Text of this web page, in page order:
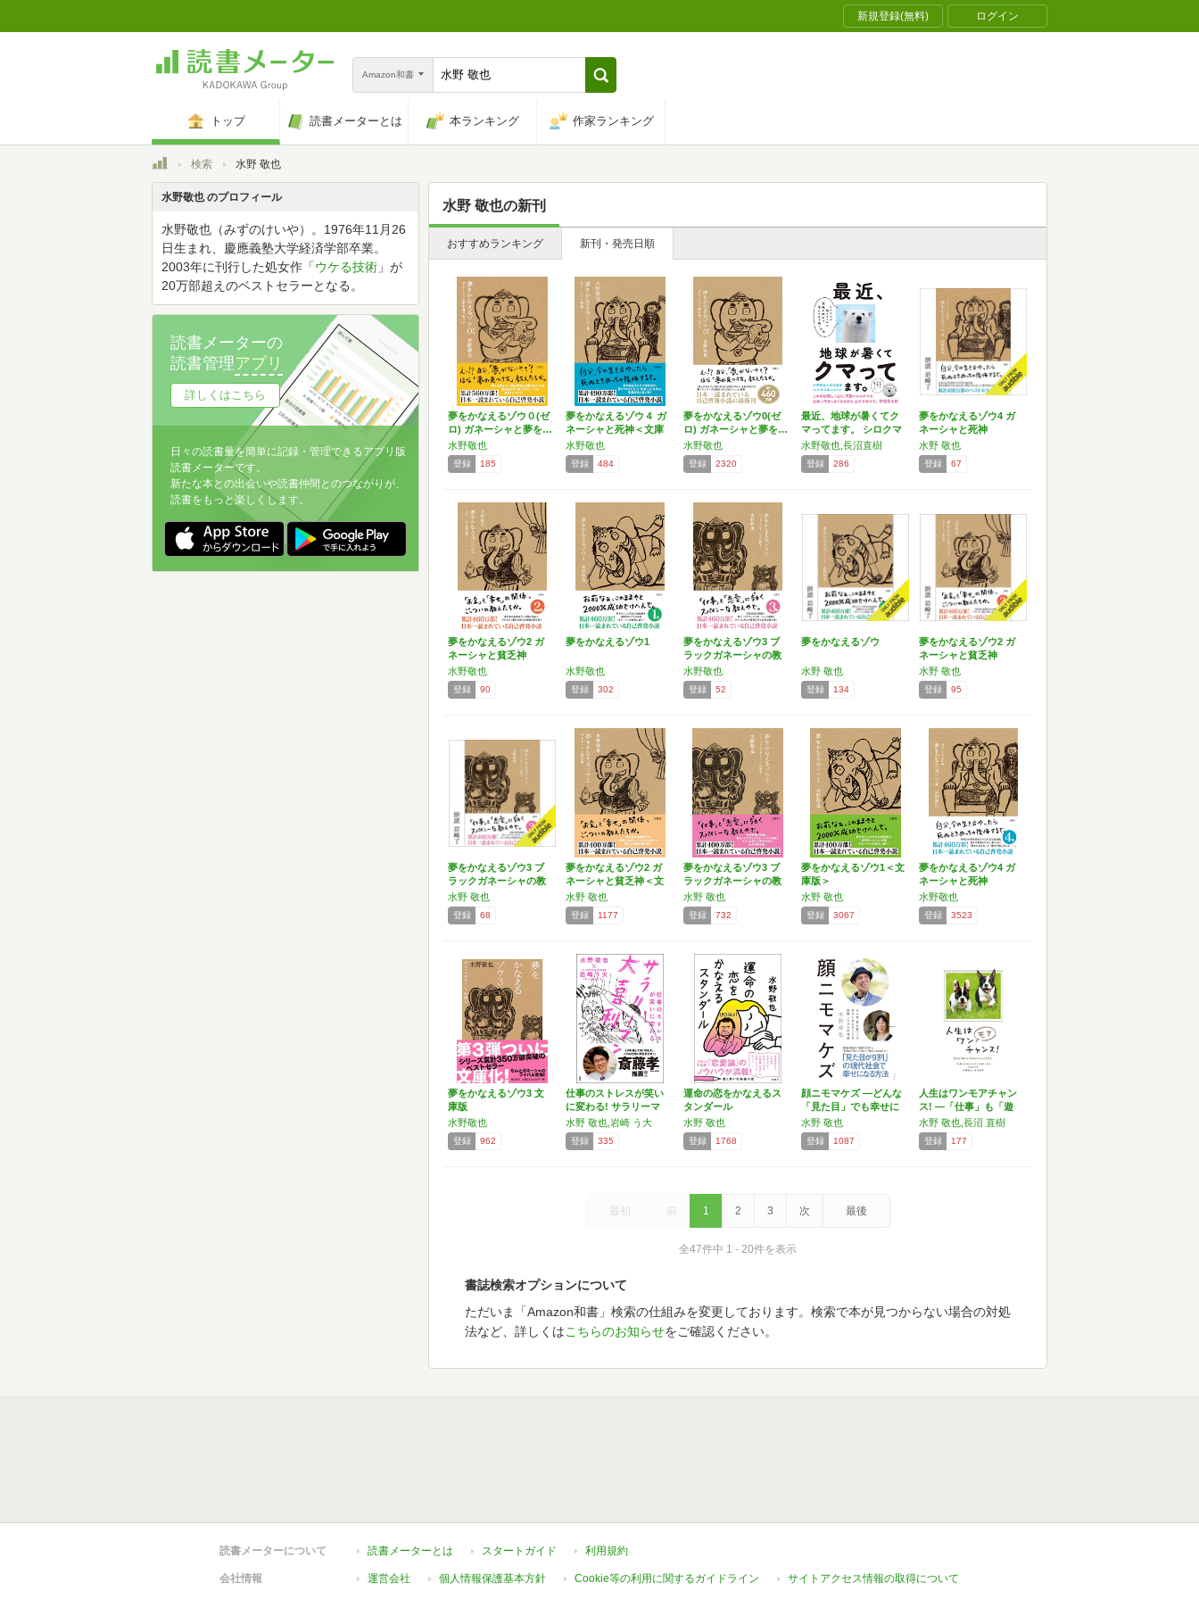
新規登録(無料) ログイン
Amazon和書
トップ 読書メーターとは 本ランキング 作家ランキング
トップ検索 水野 敬也
水野 敬也の新刊
おすすめランキング 新刊・発売日順
夢をかなえるゾウ０(ゼ
ロ) ガネーシャと夢を…
水野敬也
登録 185
夢をかなえるゾウ４ ガ
ネーシャと死神＜文庫
版＞
水野敬也
登録 484
夢をかなえるゾウ0(ゼ
ロ) ガネーシャと夢を…
水野敬也
登録 2320
最近、地球が暑くてク
マってます。 シロクマ
が…
水野敬也,長沼直樹
登録 286
夢をかなえるゾウ4 ガ
ネーシャと死神
水野 敬也
登録 67
夢をかなえるゾウ2 ガ
ネーシャと貧乏神
水野敬也
登録 90
夢をかなえるゾウ1
水野敬也
登録 302
夢をかなえるゾウ3 ブ
ラックガネーシャの教
え
水野敬也
登録 52
夢をかなえるゾウ
水野 敬也
登録 134
夢をかなえるゾウ2 ガ
ネーシャと貧乏神
水野 敬也
登録 95
夢をかなえるゾウ3 ブ
ラックガネーシャの教
え
水野 敬也
登録 68
夢をかなえるゾウ2 ガ
ネーシャと貧乏神＜文
庫…
水野 敬也
登録 1177
夢をかなえるゾウ3 ブ
ラックガネーシャの教
え…
水野 敬也
登録 732
夢をかなえるゾウ1＜文
庫版＞
水野 敬也
登録 3067
夢をかなえるゾウ4 ガ
ネーシャと死神
水野敬也
登録 3523
夢をかなえるゾウ3 文
庫版
水野敬也
登録 962
仕事のストレスが笑い
に変わる! サラリーマ
ン…
水野 敬也,岩崎 う大
登録 335
運命の恋をかなえるス
タンダール
水野 敬也
登録 1768
顔ニモマケズ ―どんな
「見た目」でも幸せに
な…
水野 敬也
登録 1087
人生はワンモアチャン
ス! ―「仕事」も「遊
び…
水野 敬也,長沼 直樹
登録 177
最初 前 1 2 3 次 最後
全47件中 1 - 20件を表示
書誌検索オプションについて
ただいま「Amazon和書」検索の仕組みを変更しております。検索で本が見つからない場合の対処
法など、詳しくはこちらのお知らせをご確認ください。
水野敬也 のプロフィール
水野敬也（みずのけいや）。1976年11月26
日生まれ、慶應義塾大学経済学部卒業。
2003年に刊行した処女作「ウケる技術 」が
20万部超えのベストセラーとなる。
読書メーターの
読書管理アプリ
詳しくはこちら
日々の読書量を簡単に記録・管理できるアプリ版
読書メーターです。
新たな本との出会いや読書仲間とのつながりが、
読書をもっと楽しくします。
読書メーターについて 読書メーターとは スタートガイド 利用規約
会社情報 運営会社 個人情報保護基本方針 Cookie等の利用に関するガイドライン サイトアクセス情報の取得について